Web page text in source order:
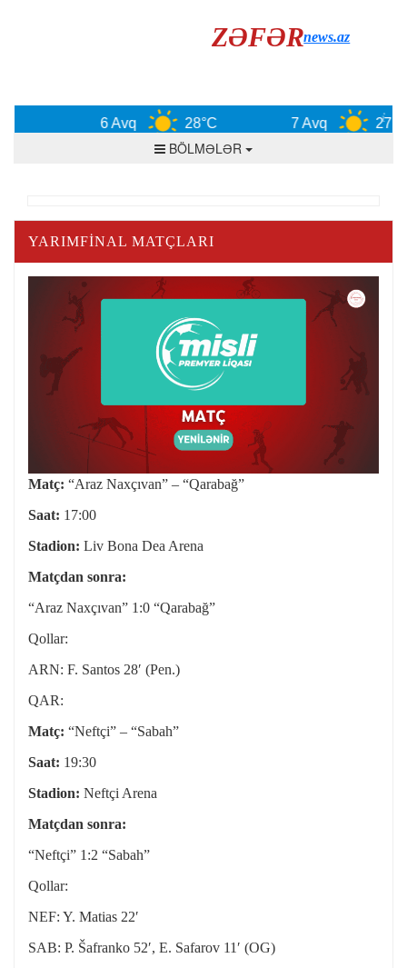
ZƏFƏRnews.az
6 Avq 28°C 7 Avq 27°C
BÖLMƏLƏR
YARIMFINAL MATÇLARI
Matç: “Araz Naxçıvan” – “Qarabağ”
Saat: 17:00
Stadion: Liv Bona Dea Arena
Matçdan sonra:
“Araz Naxçıvan” 1:0 “Qarabağ”
Qollar:
ARN: F. Santos 28′ (Pen.)
QAR:
Matç: “Neftçi” – “Sabah”
Saat: 19:30
Stadion: Neftçi Arena
Matçdan sonra:
“Neftçi” 1:2 “Sabah”
Qollar:
NEF: Y. Matias 22′
SAB: P. Šafranko 52′, E. Safarov 11′ (OG)